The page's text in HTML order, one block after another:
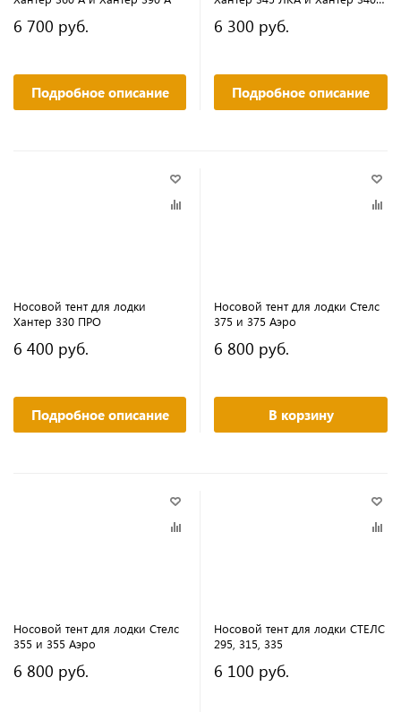
6 700 руб.
Подробное описание
6 300 руб.
Подробное описание
Носовой тент для лодки
Хантер 330 ПРО
6 400 руб.
Подробное описание
Носовой тент для лодки Стелс
375 и 375 Аэро
6 800 руб.
В корзину
Носовой тент для лодки Стелс
355 и 355 Аэро
6 800 руб.
Носовой тент для лодки СТЕЛС
295, 315, 335
6 100 руб.